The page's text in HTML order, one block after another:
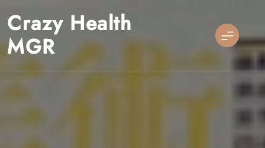
to
content
Crazy Health
MGR